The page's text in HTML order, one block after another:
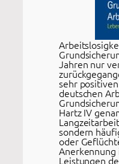
Jahren nur
sehr
deutschen
Hartz IV
sondern
oder
Anerkennung
Leistungen